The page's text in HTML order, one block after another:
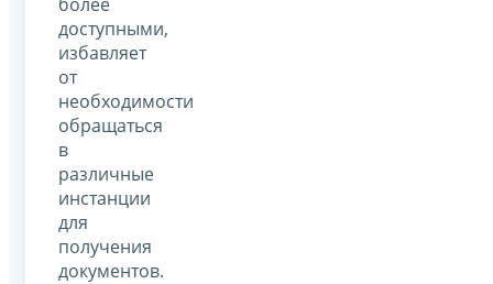
доступными,
избавляет
от
необходимости
обращаться
в
различные
инстанции
для
получения
документов.